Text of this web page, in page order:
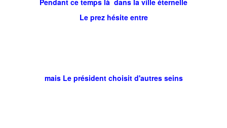
Pendant ce temps là dans la ville éternelle
Le prez hésite entre
mais Le président choisit d'autres seins